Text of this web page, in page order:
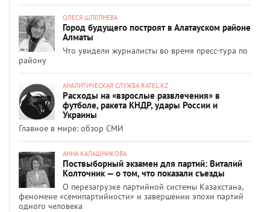
ОЛЕСЯ ШЛЕПНЕВА
Город будущего построят в Алатауском районе
Алматы
Что увидели журналисты во время пресс-тура по
району
АНАЛИТИЧЕСКАЯ СЛУЖБА RATEL.KZ
Расходы на «взрослые развлечения» в
футболе, ракета КНДР, удары России и
Украины
Главное в мире: обзор СМИ
АННА КАЛАШНИКОВА
Поствыборный экзамен для партий: Виталий
Колточник — о том, что показали съезды
О перезагрузке партийной системы Казахстана,
феномене «семипартийности» и завершении эпохи партий
одного человека